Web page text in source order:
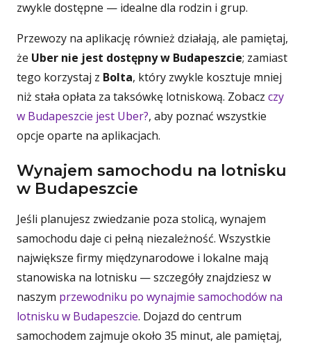
zwykle dostępne — idealne dla rodzin i grup.
Przewozy na aplikację również działają, ale pamiętaj,
że Uber nie jest dostępny w Budapeszcie; zamiast
tego korzystaj z Bolta, który zwykle kosztuje mniej
niż stała opłata za taksówkę lotniskową. Zobacz czy
w Budapeszcie jest Uber?, aby poznać wszystkie
opcje oparte na aplikacjach.
Wynajem samochodu na lotnisku
w Budapeszcie
Jeśli planujesz zwiedzanie poza stolicą, wynajem
samochodu daje ci pełną niezależność. Wszystkie
największe firmy międzynarodowe i lokalne mają
stanowiska na lotnisku — szczegóły znajdziesz w
naszym przewodniku po wynajmie samochodów na
lotnisku w Budapeszcie. Dojazd do centrum
samochodem zajmuje około 35 minut, ale pamiętaj,